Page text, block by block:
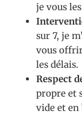
je vous
sur 7, je
vous
les délais.
Respect
propre et
vide et en